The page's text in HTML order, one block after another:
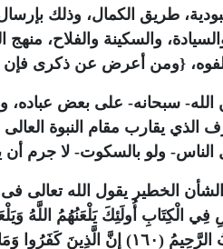
طريق الكمال، وذلك
والسكينة والفلاح،
{ومن أعرض عن ذكرى فإن
الله- سبحانه- على بعض عباده،
الذي يقارب مقام النبوة
الناس- ولو بالسكوت- لا جرم
الخطير يقول الله تعالى فى
عَلَيْهِمْ لَعْنَةُ اللَّهِ وَالْمَلَائِكَةِ وَالنَّاسِ أَجْمَعِينَ (١٦١)}